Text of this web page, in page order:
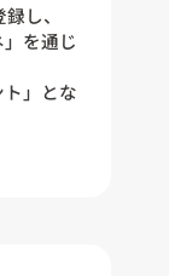
し、
を通じ
」とな